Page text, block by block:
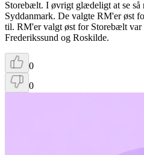
Storebælt. I øvrigt glædeligt at se så
Syddanmark. De valgte RM'er øst
til. RM'er valgt øst for Storebælt var
Frederikssund og Roskilde.
0
0